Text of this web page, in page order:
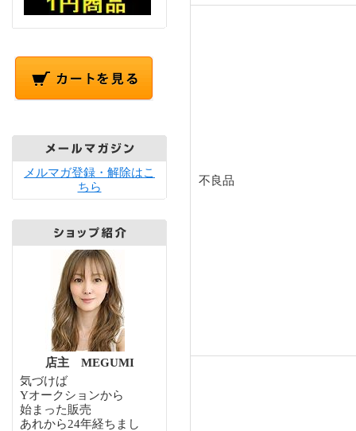
メルマガ登録・解除はこ
ちら
店主 MEGUMI
気づけば
Yオークションから
始まった販売
あれから24年経ちまし
不良品